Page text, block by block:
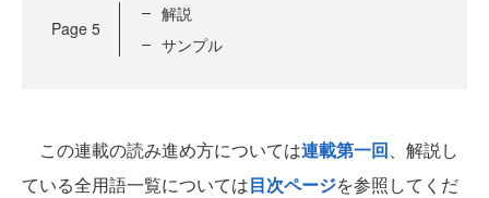
Page 5
解説
サンプル
この連載の読み進め方については連載第一回 、解説し
ている全用語一覧については目次ページを参照してくだ